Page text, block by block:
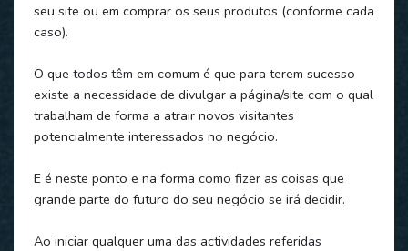
seu site ou em comprar os seus produtos (conforme cada
caso).
O que todos têm em comum é que para terem sucesso
existe a necessidade de divulgar a página/site com o qual
trabalham de forma a atrair novos visitantes
potencialmente interessados no negócio.
E é neste ponto e na forma como fizer as coisas que
grande parte do futuro do seu negócio se irá decidir.
Ao iniciar qualquer uma das actividades referidas